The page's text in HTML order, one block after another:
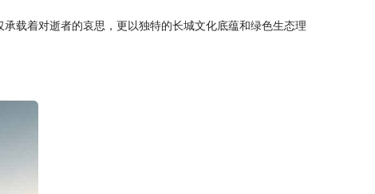
载着对逝者的哀思，更以独特的长城文化底蕴和绿色生态理